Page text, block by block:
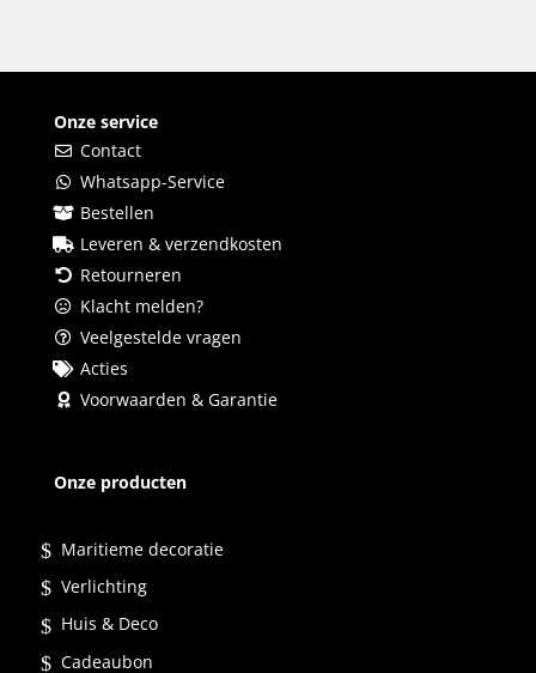
Onze service
Contact
Whatsapp-Service
Bestellen
Leveren & verzendkosten
Retourneren
Klacht melden?
Veelgestelde vragen
Acties
Voorwaarden & Garantie
Onze producten
Maritieme decoratie
Verlichting
Huis & Deco
Cadeaubon